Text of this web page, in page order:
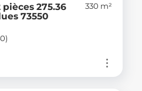
275.36
73550
330 m²